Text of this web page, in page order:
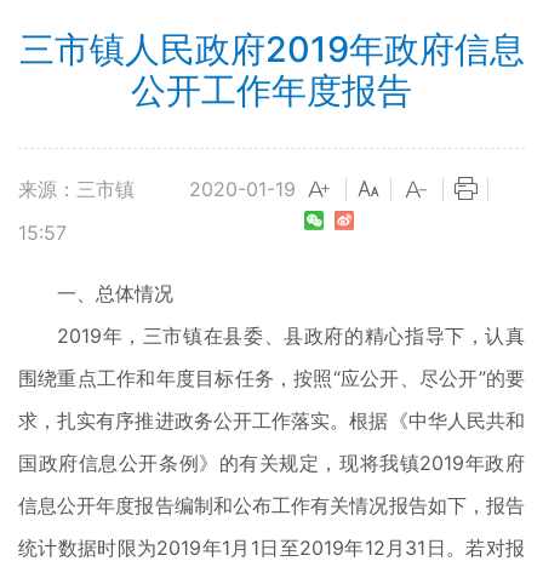
三市镇人民政府2019年政府信息
公开工作年度报告
来源：三市镇
2020-01-19
15:57
一、总体情况
2019年，三市镇在县委、县政府的精心指导下，认真
围绕重点工作和年度目标任务，按照“应公开、尽公开”的要
求，扎实有序推进政务公开工作落实。根据《中华人民共和
国政府信息公开条例》的有关规定，现将我镇2019年政府
信息公开年度报告编制和公布工作有关情况报告如下，报告
统计数据时限为2019年1月1日至2019年12月31日。若对报